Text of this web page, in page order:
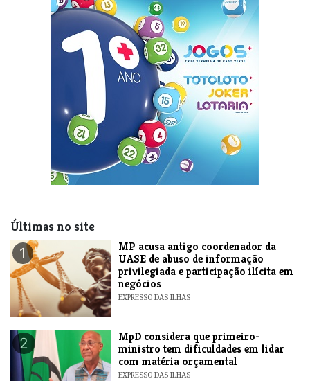
Últimas no site
1
MP acusa antigo coordenador da
UASE de abuso de informação
privilegiada e participação ilícita em
negócios
EXPRESSO DAS ILHAS
2
MpD considera que primeiro-
ministro tem dificuldades em lidar
com matéria orçamental
EXPRESSO DAS ILHAS